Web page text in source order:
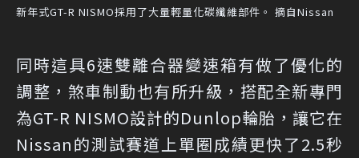
新年式GT-R NISMO採用了大量輕量化碳纖維部件。 摘自Nissan
同時這具6速雙離合器變速箱有做了優化的
調整，煞車制動也有所升級，搭配全新專門
為GT-R NISMO設計的Dunlop輪胎，讓它在
Nissan的測試賽道上單圈成績更快了2.5秒